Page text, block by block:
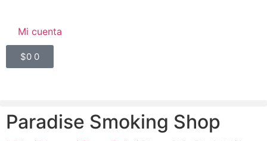
Mi cuenta
$0 0
Paradise Smoking Shop